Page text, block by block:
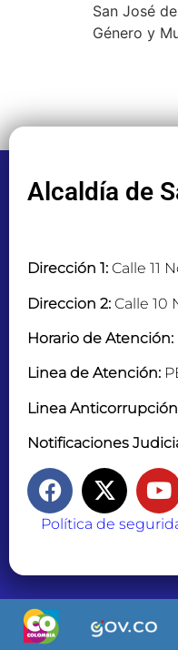
San José
Género y
Alcaldía de
Dirección 1: Calle 11
Direccion 2: Calle 10
Horario de Atención:
Linea de Atención:
Linea
Notificaciones
Política de